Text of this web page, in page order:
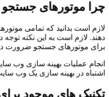
چرا موتورهای جستجو
لازم است بدانید که تمامی
دهند. لازم است به این نکته
برای موتورهای جستجو ضرورت
انجام عملیات بهینه سازی وب
اشتباه در بهینه سازی یک وب
تکنیک‌ های موجود